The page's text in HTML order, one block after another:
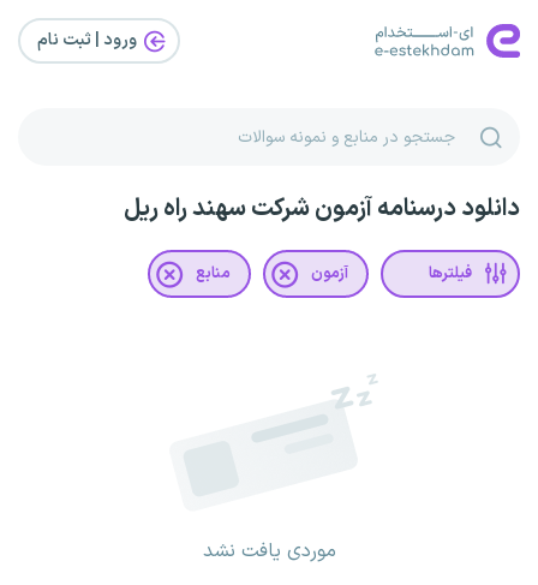
ورود | ثبت‌ نام
دانلود درسنامه آزمون شرکت سهند راه ریل
فیلترها آزمون منابع
موردی یافت نشد